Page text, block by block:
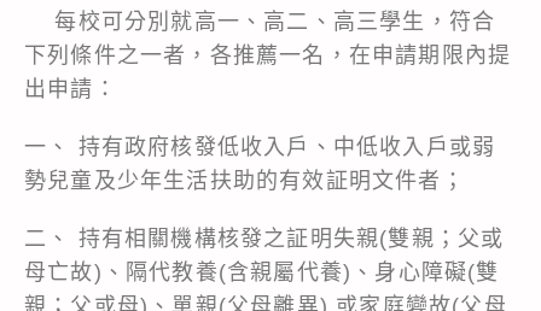
每校可分別就高一、高二、高三學生，符合
下列條件之一者，各推薦一名，在申請期限內提
出申請：
一、 持有政府核發低收入戶、中低收入戶或弱
勢兒童及少年生活扶助的有效証明文件者；
二、 持有相關機構核發之証明失親(雙親；父或
母亡故)、隔代教養(含親屬代養)、身心障礙(雙
親；父或母)、單親(父母離異) 或家庭變故(父母